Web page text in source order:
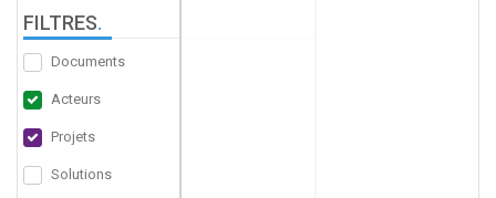
FILTRES.
Documents
Acteurs
Projets
Solutions